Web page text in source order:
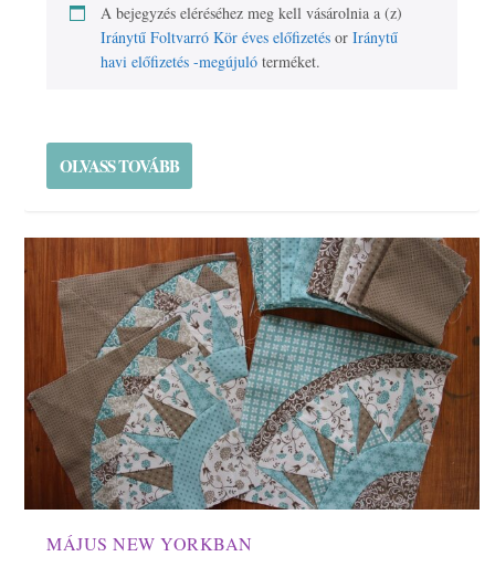
A bejegyzés eléréséhez meg kell vásárolnia a (z)
Iránytű Foltvarró Kör éves előfizetés orIránytű
havi előfizetés -megújuló terméket.
OLVASS TOVÁBB
MÁJUS NEW YORKBAN